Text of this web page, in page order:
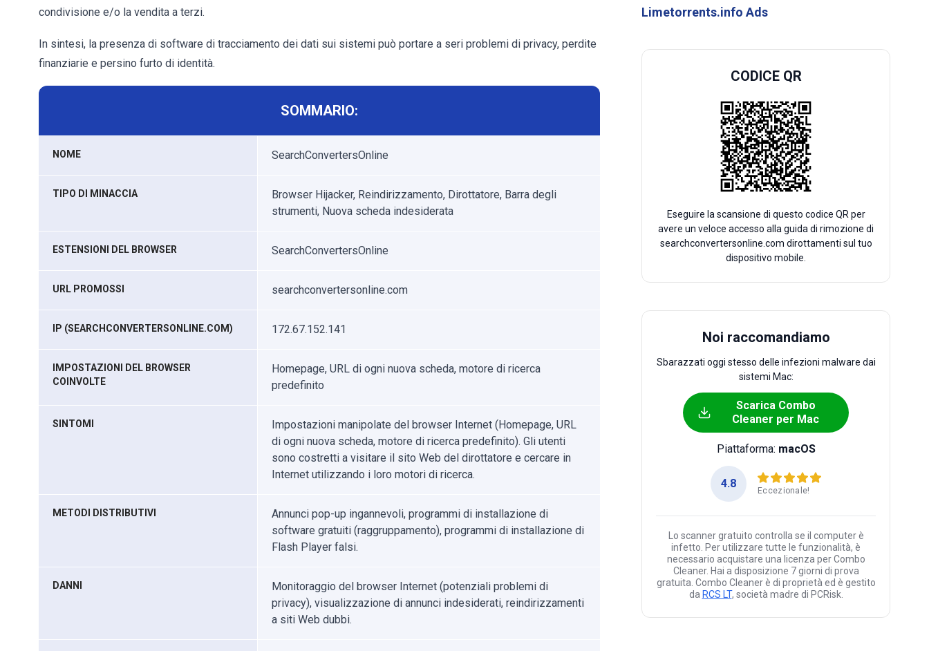
condivisione e/o la vendita a terzi.
In sintesi, la presenza di software di tracciamento dei dati sui sistemi può portare a seri problemi di privacy, perdite
finanziarie e persino furto di identità.
SOMMARIO:
NOME SearchConvertersOnline
TIPO DI MINACCIA
Browser Hijacker, Reindirizzamento, Dirottatore, Barra degli
strumenti, Nuova scheda indesiderata
ESTENSIONI DEL BROWSER SearchConvertersOnline
URL PROMOSSI searchconvertersonline.com
IP (SEARCHCONVERTERSONLINE.COM) 172.67.152.141
IMPOSTAZIONI DEL BROWSER
COINVOLTE
Homepage, URL di ogni nuova scheda, motore di ricerca
predefinito
SINTOMI
Impostazioni manipolate del browser Internet (Homepage, URL
di ogni nuova scheda, motore di ricerca predefinito). Gli utenti
sono costretti a visitare il sito Web del dirottatore e cercare in
Internet utilizzando i loro motori di ricerca.
METODI DISTRIBUTIVI
Annunci pop-up ingannevoli, programmi di installazione di
software gratuiti (raggruppamento), programmi di installazione di
Flash Player falsi.
DANNI
Monitoraggio del browser Internet (potenziali problemi di
privacy), visualizzazione di annunci indesiderati, reindirizzamenti
a siti Web dubbi.
Limetorrents.info Ads
CODICE QR
Eseguire la scansione di questo codice QR per
avere un veloce accesso alla guida di rimozione di
searchconvertersonline.com dirottamenti sul tuo
dispositivo mobile.
Noi raccomandiamo
Sbarazzati oggi stesso delle infezioni malware dai
sistemi Mac:
Scarica Combo
Cleaner per Mac
Piattaforma: macOS
4.8
Eccezionale!
Lo scanner gratuito controlla se il computer è
infetto. Per utilizzare tutte le funzionalità, è
necessario acquistare una licenza per Combo
Cleaner. Hai a disposizione 7 giorni di prova
gratuita. Combo Cleaner è di proprietà ed è gestito
da RCS LT, società madre di PCRisk.